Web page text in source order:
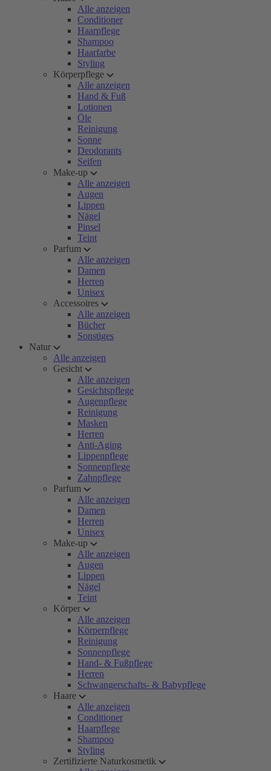
Alle anzeigen
Conditioner
Haarpflege
Shampoo
Haarfarbe
Styling
Körperpflege
Alle anzeigen
Hand & Fuß
Lotionen
Öle
Reinigung
Sonne
Deodorants
Seifen
Make-up
Alle anzeigen
Augen
Lippen
Nägel
Pinsel
Teint
Parfum
Alle anzeigen
Damen
Herren
Unisex
Accessoires
Alle anzeigen
Bücher
Sonstiges
Natur
Alle anzeigen
Gesicht
Alle anzeigen
Gesichtspflege
Augenpflege
Reinigung
Masken
Herren
Anti-Aging
Lippenpflege
Sonnenpflege
Zahnpflege
Parfum
Alle anzeigen
Damen
Herren
Unisex
Make-up
Alle anzeigen
Augen
Lippen
Nägel
Teint
Körper
Alle anzeigen
Körperpflege
Reinigung
Sonnenpflege
Hand- & Fußpflege
Herren
Schwangerschafts- & Babypflege
Haare
Alle anzeigen
Conditioner
Haarpflege
Shampoo
Styling
Zertifizierte Naturkosmetik